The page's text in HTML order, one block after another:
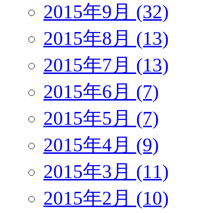
2015年9月 (32)
2015年8月 (13)
2015年7月 (13)
2015年6月 (7)
2015年5月 (7)
2015年4月 (9)
2015年3月 (11)
2015年2月 (10)